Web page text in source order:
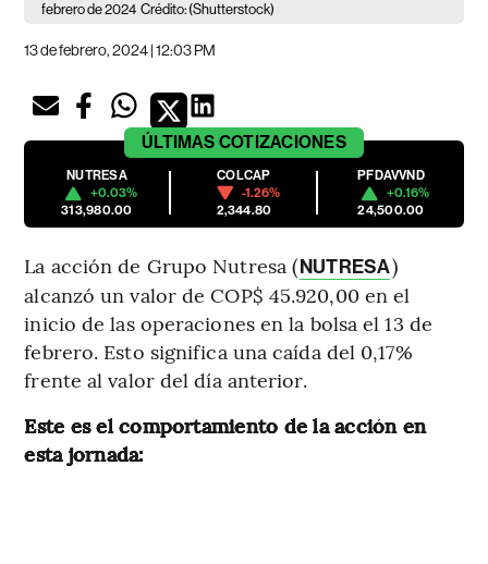
febrero de 2024 Crédito: (Shutterstock)
13 de febrero, 2024 | 12:03 PM
ÚLTIMAS COTIZACIONES
NUTRESA
+0.03%
313,980.00
COLCAP
-1.26%
2,344.80
PFDAVVND
+0.16%
24,500.00
La acción de Grupo Nutresa (NUTRESA)
alcanzó un valor de COP$ 45.920,00 en el
inicio de las operaciones en la bolsa el 13 de
febrero. Esto significa una caída del 0,17%
frente al valor del día anterior.
Este es el comportamiento de la acción en
esta jornada: